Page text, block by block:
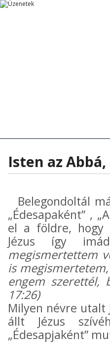
Isten az
Belegondoltál
„Édesapaként” ,
el a földre, hogy
Jézus így
megismertettem
is
engem szerettél,
17:26)
Milyen névre utalt
állt Jézus
„Édesapjaként”